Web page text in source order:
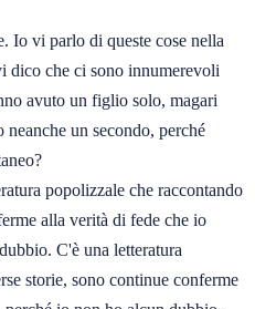
Io vi parlo di queste cose nella
dico che ci sono innumerevoli
avuto un figlio solo, magari
un secondo, perché
popolizzale che raccontando
alla verità di fede che io
C'è una letteratura
storie, sono continue conferme